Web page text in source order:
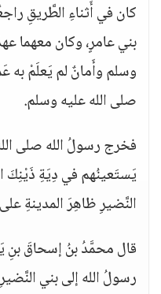
كان في أَثناءِ الطَّريقِ
بني عامرٍ، وكان معهما
وسلم وأَمانٌ لم يَعلَمْ به
صلى الله عليه وسلم.
فخرج رسولُ الله صلى
يَستَعينُهم في دِيَةِ ذَيْنِكَ
النَّضيرِ ظاهِرَ المدينةِ
قال محمَّدُ بنُ إسحاقَ بنِ
رسولُ الله إلى بني